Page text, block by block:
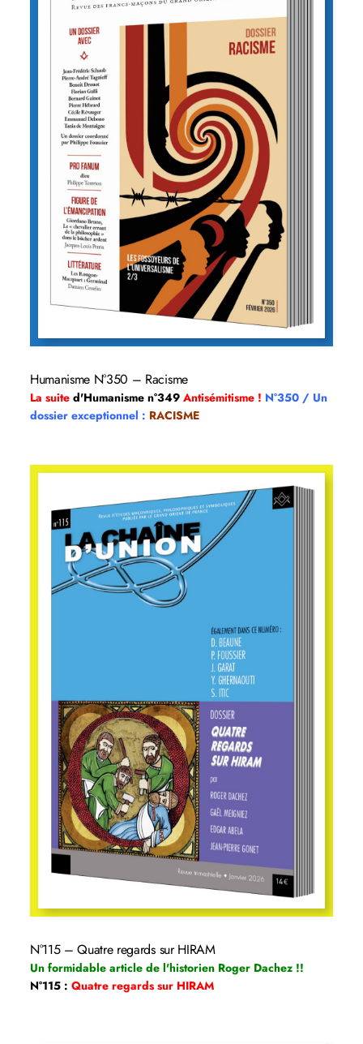
Humanisme N°350 – Racisme
La suite d'Humanisme n°349 Antisémitisme ! N°350 / Un
dossier exceptionnel : RACISME
N°115 – Quatre regards sur HIRAM
Un formidable article de l'historien Roger Dachez !!
N°115 : Quatre regards sur HIRAM